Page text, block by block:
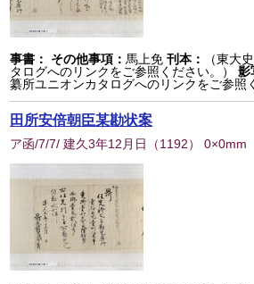
事書： その他事項： 馬上免刊本：
（東大
タログへのリンクをご参照ください。）
影
纂所ユニオンカタログへのリンクをご参照
田所安倍朝臣某勘状案
ア函/7/7/ 建久3年12月日 （1192） 0×0mm